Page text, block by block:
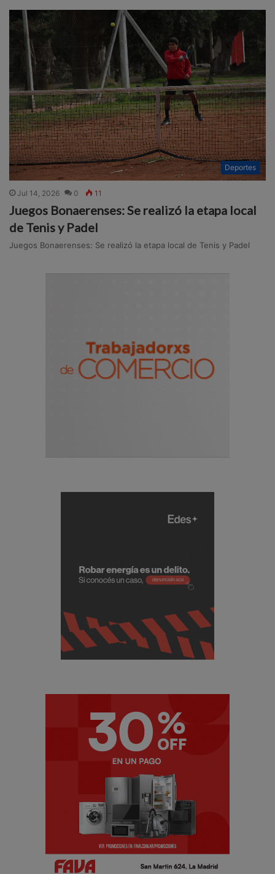
Deportes
Jul 14, 2026 0 11
Juegos Bonaerenses: Se realizó la etapa local
de Tenis y Padel
Juegos Bonaerenses: Se realizó la etapa local de Tenis y Padel